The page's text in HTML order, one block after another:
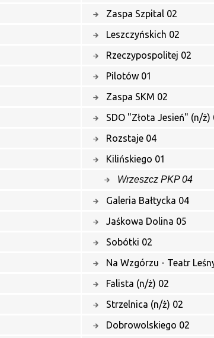
Zaspa Szpital 02
Leszczyńskich 02
Rzeczypospolitej 02
Pilotów 01
Zaspa SKM 02
SDO "Złota Jesień" (n/ż)
Rozstaje 04
Kilińskiego 01
Wrzeszcz PKP 04
Galeria Bałtycka 04
Jaśkowa Dolina 05
Sobótki 02
Na Wzgórzu - Teatr
Falista (n/ż) 02
Strzelnica (n/ż) 02
Dobrowolskiego 02